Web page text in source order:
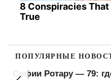
8 Conspiracies That
True
ПОПУЛЯРНЫЕ
Софии Ротару — 79: